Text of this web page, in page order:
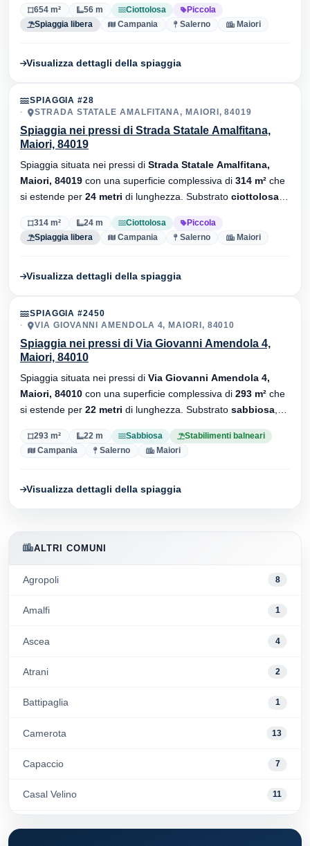
ALTRI COMUNI
Agropoli 8
Amalfi 1
Ascea 4
Atrani 2
Battipaglia 1
Camerota 13
Capaccio 7
Casal Velino 11
654 m² 56 m Ciottolosa
Piccola
Spiaggia libera
Campania Salerno Maiori
Visualizza dettagli della spiaggia
SPIAGGIA #28
STRADA STATALE AMALFITANA, MAIORI, 84019
Spiaggia nei pressi di Strada Statale Amalfitana,
Maiori, 84019
Spiaggia situata nei pressi di Strada Statale Amalfitana,
Maiori, 84019 con una superficie complessiva di 314 m² che
si estende per 24 metri di lunghezza. Substrato ciottolosa
314 m² 24 m Ciottolosa
Piccola
Spiaggia libera
Campania Salerno Maiori
Visualizza dettagli della spiaggia
SPIAGGIA #2450
VIA GIOVANNI AMENDOLA 4, MAIORI, 84010
Spiaggia nei pressi di Via Giovanni Amendola 4,
Maiori, 84010
Spiaggia situata nei pressi di Via Giovanni Amendola 4,
Maiori, 84010 con una superficie complessiva di 293 m² che
si estende per 22 metri di lunghezza. Substrato sabbiosa
293 m² 22 m Sabbiosa
Stabilimenti balneari
Campania
Salerno Maiori
Visualizza dettagli della spiaggia